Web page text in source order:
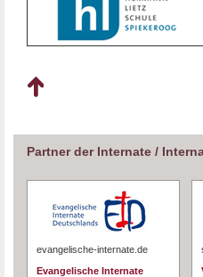
Partner der Internate /
evangelische-internate.de
Evangelische Internate